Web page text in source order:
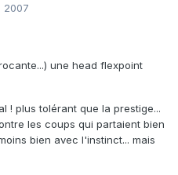
2007
une head flexpoint
! plus tolérant que la prestige...
les coups qui partaient bien
bien avec l'instinct... mais